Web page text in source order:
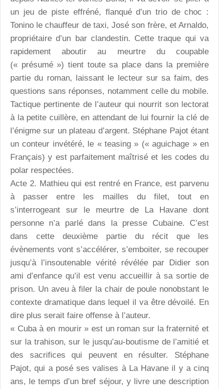
un jeu de piste effréné, flanqué d’un trio de choc :
Tonino le chauffeur de taxi, José son frère, et Arnaldo,
propriétaire d’un bar clandestin. Cette traque qui va
rapidement aboutir au meurtre du coupable
(« présumé ») tient toute sa place dans la première
partie du roman, laissant le lecteur sur sa faim, des
questions sans réponses, notamment celle du mobile.
Tactique pertinente de l’auteur qui nourrit son lectorat
à la petite cuillère, en attendant de lui fournir la clé de
l’énigme sur un plateau d’argent. Stéphane Pajot étant
un conteur invétéré, le « teasing » (« aguichage » en
Français) y est parfaitement maîtrisé et les codes du
polar respectées.
Acte 2. Mathieu qui est rentré en France, est parvenu
à passer entre les mailles du filet, tout en
s’interrogeant sur le meurtre de La Havane dont
personne n’a parlé dans la presse Cubaine. C’est
dans cette deuxième partie du récit que les
évènements vont s’accélérer, s’emboiter, se recouper
jusqu’à l’insoutenable vérité révélée par Didier son
ami d’enfance qu’il est venu accueillir à sa sortie de
prison. Un aveu à filer la chair de poule nonobstant le
contexte dramatique dans lequel il va être dévoilé. En
dire plus serait faire offense à l’auteur.
« Cuba à en mourir » est un roman sur la fraternité et
sur la trahison, sur le jusqu’au-boutisme de l’amitié et
des sacrifices qui peuvent en résulter. Stéphane
Pajot, qui a posé ses valises à La Havane il y a cinq
ans, le temps d’un bref séjour, y livre une description